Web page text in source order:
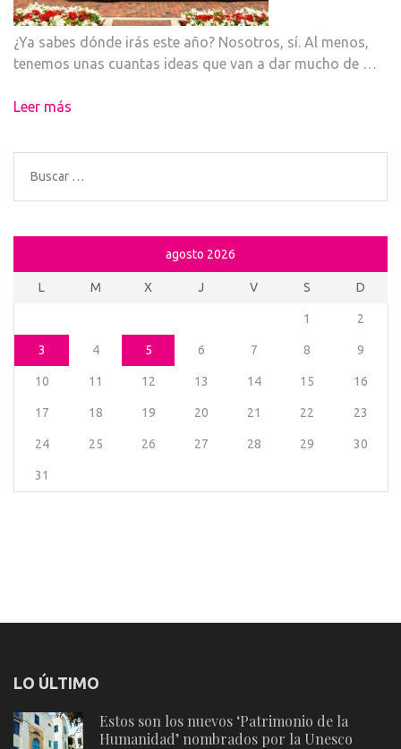
¿Ya sabes dónde irás este año? Nosotros, sí. Al menos,
tenemos unas cuantas ideas que van a dar mucho de …
Leer más
Buscar:
agosto 2026
L M X J V S D
1 2
3 4 5 6 7 8 9
10 11 12 13 14 15 16
17 18 19 20 21 22 23
24 25 26 27 28 29 30
31
LO ÚLTIMO
Estos son los nuevos ‘Patrimonio de la
Humanidad’ nombrados por la Unesco